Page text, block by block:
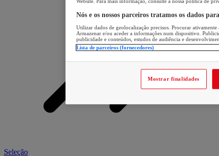
Seleção
Website. Para mais informação, consulte a nossa política de
Nós e os nossos parceiros tratamos os dados
Utilizar dados de geolocalização precisos. Procurar
Armazenar e/ou aceder a informações num dispositivo.
publicidade e conteúdos, estudos de audiência e
Lista de parceiros (fornecedores)
Mostrar finalidades